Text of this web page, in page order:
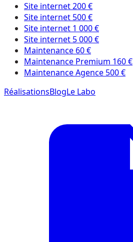
Site internet 200 €
Site internet 500 €
Site internet 1 000 €
Site internet 5 000 €
Maintenance 60 €
Maintenance Premium 160 €
Maintenance Agence 500 €
RéalisationsBlogLe Labo